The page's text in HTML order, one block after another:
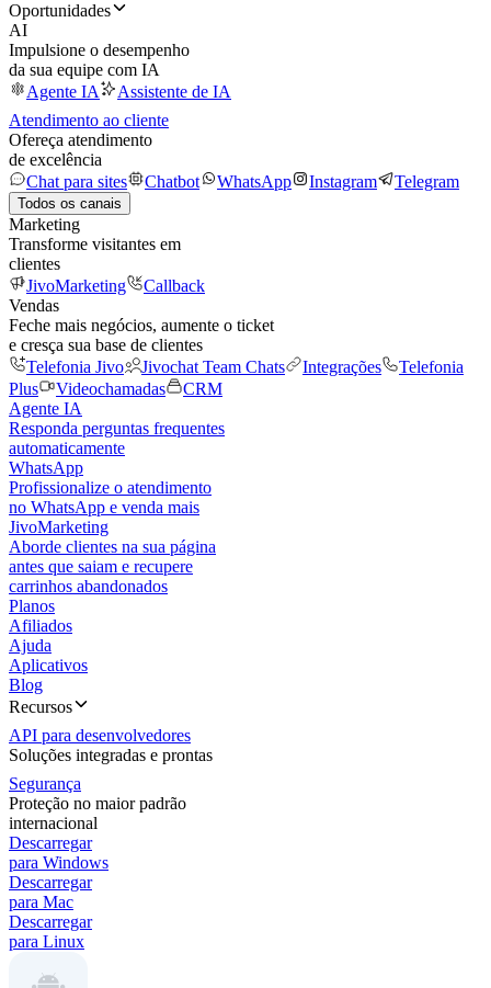
Oportunidades
AI
Impulsione o desempenho
da sua equipe com IA
Agente IA
Assistente de IA
Atendimento ao cliente
Ofereça atendimento
de excelência
Chat para sites
Chatbot WhatsApp Instagram Telegram
Todos os canais
Marketing
Transforme visitantes em
clientes
JivoMarketing
Callback
Vendas
Feche mais negócios, aumente o ticket
e cresça sua base de clientes
Telefonia Jivo
Jivochat Team Chats Integrações
Telefonia
Plus
Videochamadas
CRM
Agente IA
Responda perguntas frequentes
automaticamente
WhatsApp
Profissionalize o atendimento
no WhatsApp e venda mais
JivoMarketing
Aborde clientes na sua página
antes que saiam e recupere
carrinhos abandonados
Planos
Afiliados
Ajuda
Aplicativos
Blog
Recursos
API para desenvolvedores
Soluções integradas e prontas
Segurança
Proteção no maior padrão
internacional
Descarregar
para Windows
Descarregar
para Mac
Descarregar
para Linux